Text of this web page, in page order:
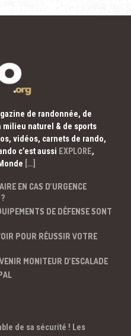
de randonnée, de
naturel & de sports
vidéos, carnets de rando,
c’est aussi EXPLORE,
[…]
EN CAS D’URGENCE
DE DÉFENSE SONT
POUR RÉUSSIR VOTRE
MONITEUR D’ESCALADE
de sa sécurité ! Les